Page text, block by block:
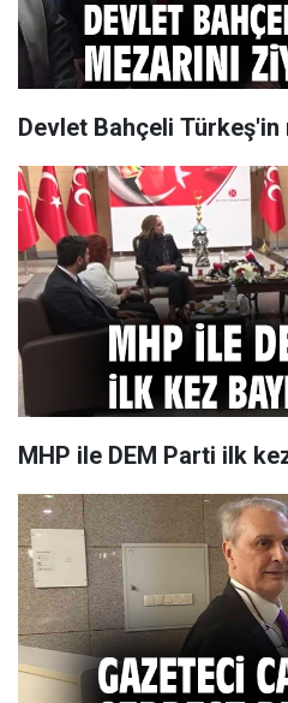
Devlet Bahçeli Türkeş'in
MHP ile DEM Parti ilk